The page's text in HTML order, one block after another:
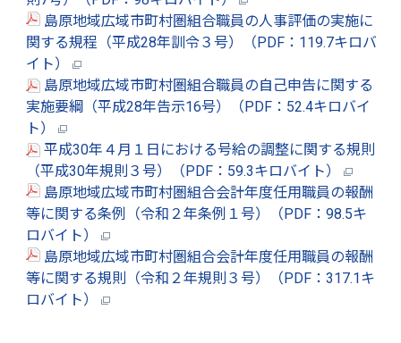
島原地域広域市町村圏組合職員の人事評価の実施に
関する規程（平成28年訓令３号）（PDF：119.7キロバ
イト）
島原地域広域市町村圏組合職員の自己申告に関する
実施要綱（平成28年告示16号）（PDF：52.4キロバイ
ト）
平成30年４月１日における号給の調整に関する規則
（平成30年規則３号）（PDF：59.3キロバイト）
島原地域広域市町村圏組合会計年度任用職員の報酬
等に関する条例（令和２年条例１号）（PDF：98.5キ
ロバイト）
島原地域広域市町村圏組合会計年度任用職員の報酬
等に関する規則（令和２年規則３号）（PDF：317.1キ
ロバイト）